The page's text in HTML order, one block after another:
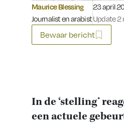
Maurice Blessing
Journalist en arabist
23 april
Update 2
Bewaar bericht
In de ‘stelling’
een actuele